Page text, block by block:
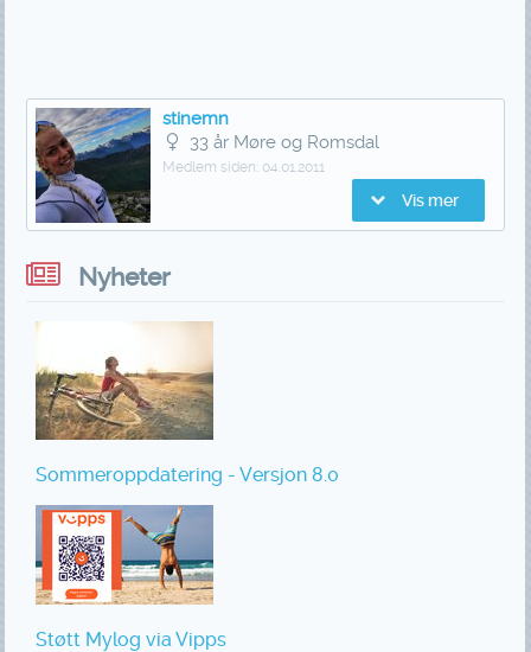
stinemn
33 år Møre og Romsdal
Medlem siden: 04.01.2011
Vis mer
Nyheter
Sommeroppdatering - Versjon 8.0
Støtt Mylog via Vipps